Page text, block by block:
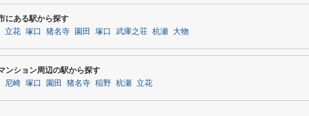
にある駅から探す
立花 塚口 猪名寺 園田 塚口 武庫之荘 杭瀬 大物
ンション周辺の駅から探す
尼崎 塚口 園田 猪名寺 稲野 杭瀬 立花